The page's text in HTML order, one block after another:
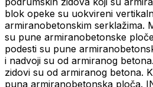
blok opeke su uokvireni
armiranobetonskim serklažima.
su pune armiranobetonske
podesti su pune
i nadvoji su od armiranog
zidovi su od armiranog betona.
puna armiranobetonska ploča.